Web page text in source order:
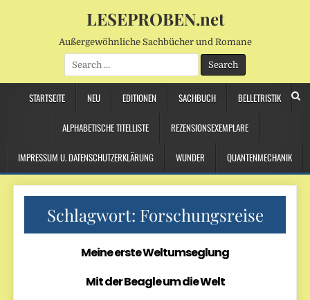
LESEPROBEN.net
Außergewöhnliche Sachbücher und Romane
Search
for:
STARTSEITE NEU EDITIONEN SACHBUCH BELLETRISTIK
ALPHABETISCHE TITELLISTE REZENSIONSEXEMPLARE
IMPRESSUM U. DATENSCHUTZERKLÄRUNG WUNDER QUANTENMECHANIK
Schlagwort: Forschungsreise
Meine erste Weltumseglung
Mit der Beagle um die Welt